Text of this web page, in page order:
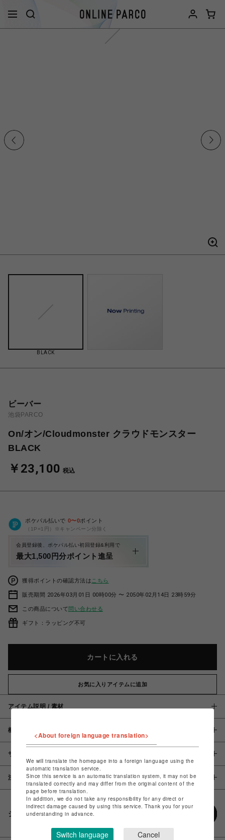
BLACK
ビーバー
池袋PARCO
On/オン/Cloudmonster クラウドモンスター
BLACK
￥23,100 税込
ポケパル払いで 0〜0ポイント
（1P=1円）※キャンペーン分除く
会員登録後、ポケパル払い初回登録&利用で
最大1,500円分ポイント進呈
獲得ポイントの確認方法は こちら
販売期間 2026年03月01日 00時00分 〜 2050年02月14日 23時59分
この商品について問い合わせる
ギフト：ラッピング不可
カートに入れる
お気に入りアイテムに追加
アイテム説明 / 素材
概要
サイズ
注意事項
シェアする
<About foreign language translation>
We will translate the homepage into a foreign language using the
automatic translation service.
Since this service is an automatic translation system, it may not be
translated correctly and may differ from the original content of the
page before translation.
In addition, we do not take any responsibility for any direct or
indirect damage caused by using this service. Thank you for your
understanding in advance.
Switch language Cancel